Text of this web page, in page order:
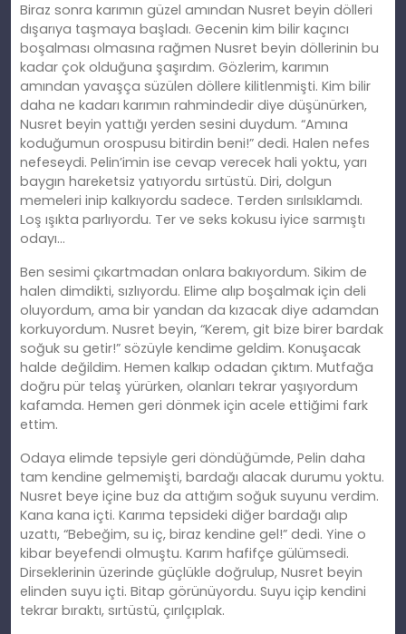
Biraz sonra karımın güzel amından Nusret beyin dölleri
dışarıya taşmaya başladı. Gecenin kim bilir kaçıncı
boşalması olmasına rağmen Nusret beyin döllerinin bu
kadar çok olduğuna şaşırdım. Gözlerim, karımın
amından yavaşça süzülen döllere kilitlenmişti. Kim bilir
daha ne kadarı karımın rahmindedir diye düşünürken,
Nusret beyin yattığı yerden sesini duydum. “Amına
koduğumun orospusu bitirdin beni!” dedi. Halen nefes
nefeseydi. Pelin’imin ise cevap verecek hali yoktu, yarı
baygın hareketsiz yatıyordu sırtüstü. Diri, dolgun
memeleri inip kalkıyordu sadece. Terden sırılsıklamdı.
Loş ışıkta parlıyordu. Ter ve seks kokusu iyice sarmıştı
odayı…
Ben sesimi çıkartmadan onlara bakıyordum. Sikim de
halen dimdikti, sızlıyordu. Elime alıp boşalmak için deli
oluyordum, ama bir yandan da kızacak diye adamdan
korkuyordum. Nusret beyin, “Kerem, git bize birer bardak
soğuk su getir!” sözüyle kendime geldim. Konuşacak
halde değildim. Hemen kalkıp odadan çıktım. Mutfağa
doğru pür telaş yürürken, olanları tekrar yaşıyordum
kafamda. Hemen geri dönmek için acele ettiğimi fark
ettim.
Odaya elimde tepsiyle geri döndüğümde, Pelin daha
tam kendine gelmemişti, bardağı alacak durumu yoktu.
Nusret beye içine buz da attığım soğuk suyunu verdim.
Kana kana içti. Karıma tepsideki diğer bardağı alıp
uzattı, “Bebeğim, su iç, biraz kendine gel!” dedi. Yine o
kibar beyefendi olmuştu. Karım hafifçe gülümsedi.
Dirseklerinin üzerinde güçlükle doğrulup, Nusret beyin
elinden suyu içti. Bitap görünüyordu. Suyu içip kendini
tekrar bıraktı, sırtüstü, çırılçıplak.